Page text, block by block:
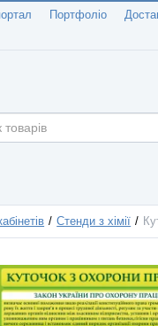
Портфоліо
Стенди з хімії